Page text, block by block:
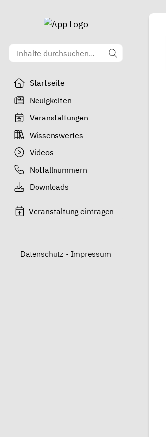
Startseite
Neuigkeiten
Veranstaltungen
Wissenswertes
Videos
Notfallnummern
Downloads
Veranstaltung eintragen
Datenschutz • Impressum